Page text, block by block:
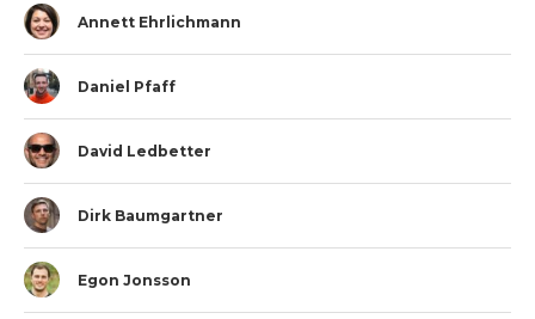
Annett Ehrlichmann
Daniel Pfaff
David Ledbetter
Dirk Baumgartner
Egon Jonsson